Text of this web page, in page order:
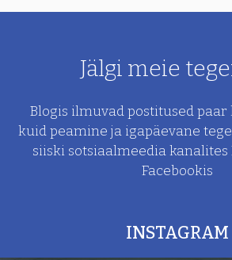
Jälgi meie
Blogis ilmuvad postitused paar
kuid peamine ja igapäevane
siiski sotsiaalmeedia
Facebookis
INSTAGRAM